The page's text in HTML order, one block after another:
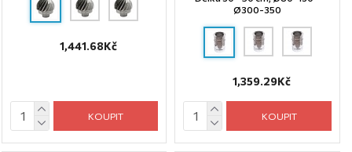
1,441.68Kč
KOUPIT
Ø300-350
1,359.29Kč
KOUPIT